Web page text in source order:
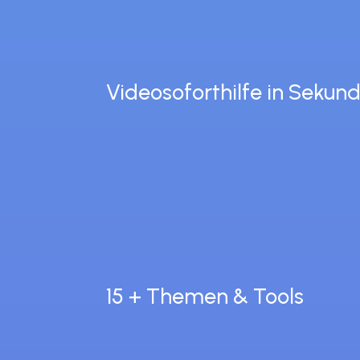
Videosoforthilfe in
15 + Themen & Tools